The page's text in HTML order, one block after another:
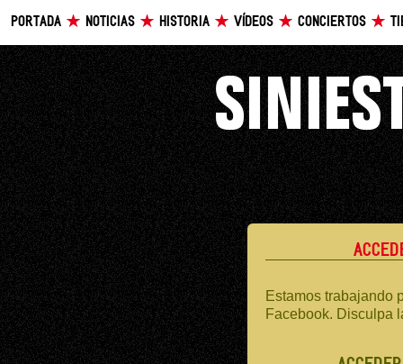
PORTADA NOTICIAS HISTORIA VÍDEOS CONCIERTOS
Estamos trabajando
Facebook. Disculpa